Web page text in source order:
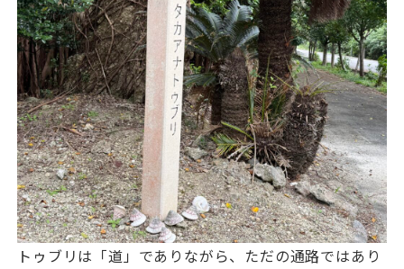
トゥブリは「道」でありながら、ただの通路ではあり